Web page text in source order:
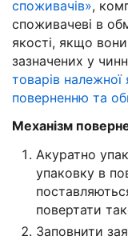
споживачів»,
споживачеві в
якості, якщо
зазначених у
товарів належної
поверненню та
Механізм
Акуратно
упаковку в
повертати
Заповнити